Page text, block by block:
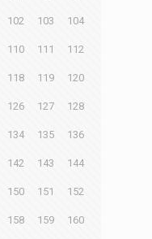
102 103 104
110 111 112
118 119 120
126 127 128
134 135 136
142 143 144
150 151 152
158 159 160